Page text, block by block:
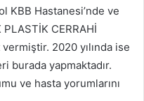
KBB Hastanesi’nde ve
CERRAHİ
2020 yılında ise
burada yapmaktadır.
ve hasta yorumlarını